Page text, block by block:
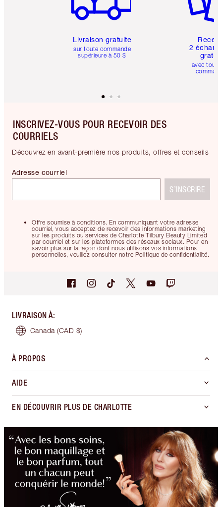
Livraison gratuite
sur toute commande
supérieure à 50 $
2
avec
INSCRIVEZ-VOUS POUR RECEVOIR DES
COURRIELS
Découvrez en avant-première nos produits, offres et conseils
Offre soumise à conditions. En communiquant votre adresse
courriel, vous acceptez de recevoir des informations marketing
sur les produits ou services de Charlotte Tilbury Beauty Limited
par courriel et sur les plateformes des réseaux sociaux. Pour en
savoir plus sur la façon dont nous utilisons vos informations
personnelles, veuillez consulter notre Politique de confidentialité.
Adresse courriel
S’INSCRIRE
LIVRAISON À:
Canada (CAD $)
À PROPOS
AIDE
EN DÉCOUVRIR PLUS DE CHARLOTTE